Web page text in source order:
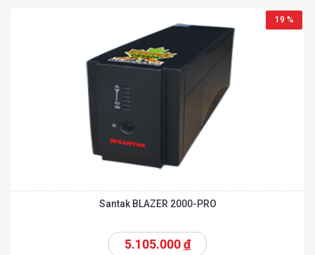
19 %
Santak BLAZER 2000-PRO
5.105.000đ